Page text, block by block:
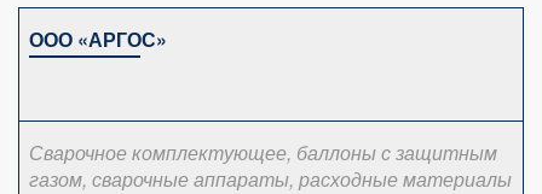
ООО «АРГОС»
Сварочное комплектующее, баллоны с защитным
газом, сварочные аппараты, расходные материалы